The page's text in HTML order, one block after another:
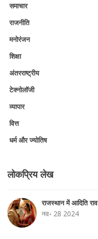
समाचार
राजनीति
मनोरंजन
शिक्षा
अंतरराष्ट्रीय
टेक्नोलॉजी
व्यापार
वित्त
धर्म और ज्योतिष
लोकप्रिय लेख
राजस्थान में आदिति
नव॰ 28 2024